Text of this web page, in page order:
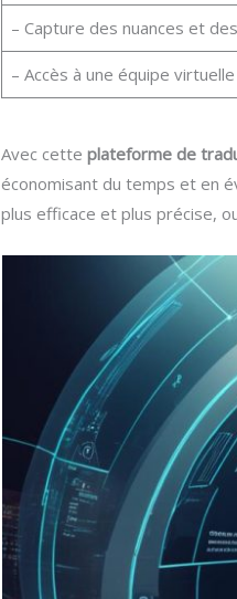
– Capture des nuances et
– Accès à une équipe
Avec cetteplateforme de
économisant du temps et en
plus efficace et plus précise,